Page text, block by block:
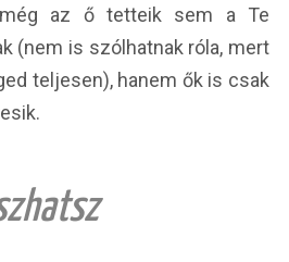
az ő tetteik sem a Te
(nem is szólhatnak róla, mert
teljesen), hanem ők is csak